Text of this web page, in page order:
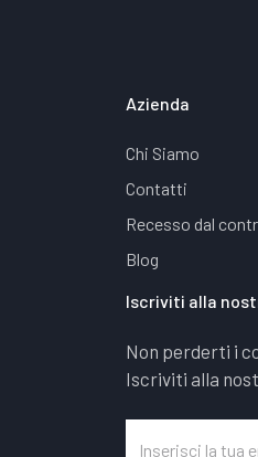
Azienda
Chi Siamo
Contatti
Recesso dal
Blog
Iscriviti alla
Non perderti i
Iscriviti alla